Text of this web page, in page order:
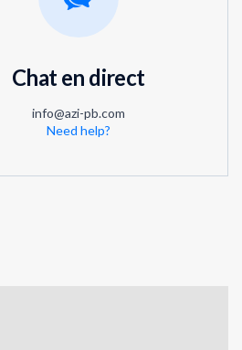
Chat en direct
info@azi-pb.com
Need help?